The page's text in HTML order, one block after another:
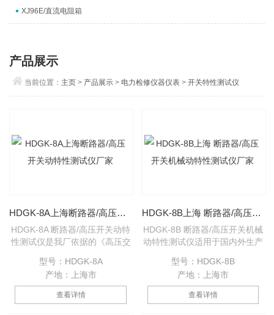
XJ96E/直流电阻箱
产品展示
当前位置： 主页 > 产品展示 > 电力检修仪器仪表 >开关特性测试仪
HDGK-8A上海断路器/高压开关动特性测试仪厂家
HDGK-8A 断路器/高压开关动特
性测试仪是我厂依据的《高压交
计蓝本，参照中华人民共和国电
力行业标准《高电压测试设备通
用技术条件》第3部分，
DL/T846.3-2004高压开关综合
型号：HDGK-8A
产地：上海市
查看详情
HDGK-8B上海 断路器/高压开关机械动特性测试仪厂家
HDGK-8B 断路器/高压开关机械
动特性测试仪适用于国内外生产
合电器、真空开关、油开关的机
械特性试验。*的抗干扰能力，
在500KV变电站旁路母线带电的
情况下，也能轻松试验，测量。
型号：HDGK-8B
产地：上海市
查看详情